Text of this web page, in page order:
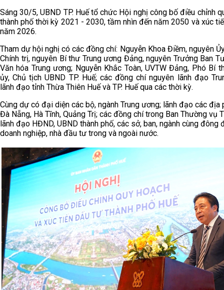
Sáng 30/5, UBND TP. Huế tổ chức Hội nghị công bố điều chỉnh
thành phố thời kỳ 2021 - 2030, tầm nhìn đến năm 2050 và xúc
năm 2026.
Tham dự hội nghị có các đồng chí: Nguyễn Khoa Điềm, nguyên
Chính trị, nguyên Bí thư Trung ương Đảng, nguyên Trưởng Ban
Văn hóa Trung ương; Nguyễn Khắc Toàn, UVTW Đảng, Phó Bí
ủy, Chủ tịch UBND TP. Huế; các đồng chí nguyên lãnh đạo
lãnh đạo tỉnh Thừa Thiên Huế và TP. Huế qua các thời kỳ.
Cùng dự có đại diện các bộ, ngành Trung ương; lãnh đạo các địa
Đà Nẵng, Hà Tĩnh, Quảng Trị; các đồng chí trong Ban Thường vụ
lãnh đạo HĐND, UBND thành phố, các sở, ban, ngành cùng đông
doanh nghiệp, nhà đầu tư trong và ngoài nước.